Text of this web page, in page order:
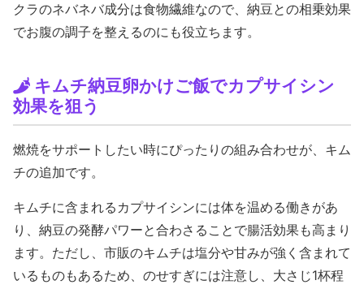
クラのネバネバ成分は食物繊維なので、納豆との相乗効果
でお腹の調子を整えるのにも役立ちます。
キムチ納豆卵かけご飯でカプサイシン
効果を狙う
燃焼をサポートしたい時にぴったりの組み合わせが、キム
チの追加です。
キムチに含まれるカプサイシンには体を温める働きがあ
り、納豆の発酵パワーと合わさることで腸活効果も高まり
ます。ただし、市販のキムチは塩分や甘みが強く含まれて
いるものもあるため、のせすぎには注意し、大さじ1杯程